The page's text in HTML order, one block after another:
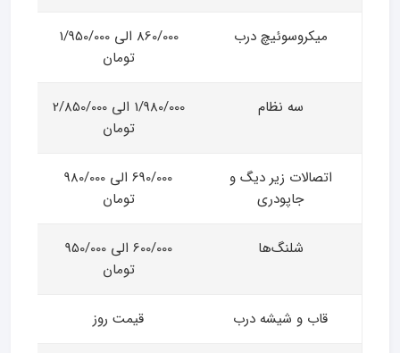
میکروسوئیچ درب
860/000 الی 1/950/000
تومان
سه نظام
1/980/000 الی 2/850/000
تومان
اتصالات زیر دیگ و
جاپودری
690/000 الی 980/000
تومان
شلنگ‌ها
600/000 الی 950/000
تومان
قاب و شیشه درب قیمت روز